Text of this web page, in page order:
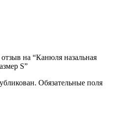
на “Канюля назальная
S”
Обязательные поля